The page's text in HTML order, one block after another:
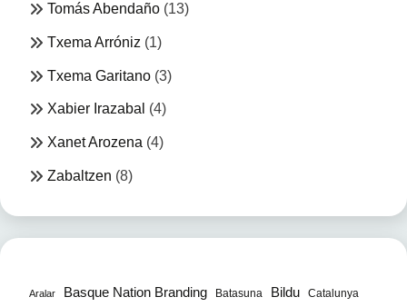
Tomás Abendaño (13)
Txema Arróniz (1)
Txema Garitano (3)
Xabier Irazabal (4)
Xanet Arozena (4)
Zabaltzen (8)
Aralar Basque Nation Branding Batasuna Bildu Catalunya